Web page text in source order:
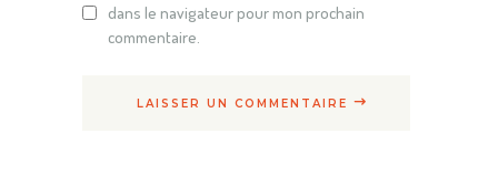
dans le navigateur pour mon prochain
commentaire.
LAISSER UN COMMENTAIRE